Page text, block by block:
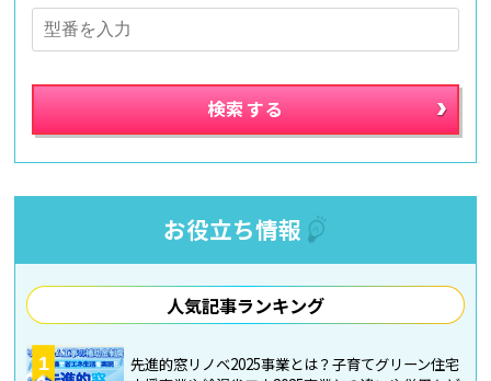
お役立ち情報
人気記事ランキング
1
先進的窓リノベ2025事業とは？子育てグリーン住宅